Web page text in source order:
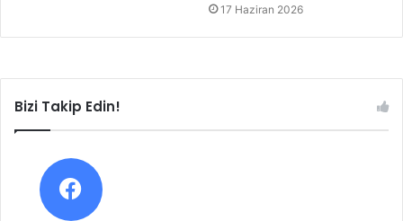
17 Haziran 2026
Bizi Takip Edin!